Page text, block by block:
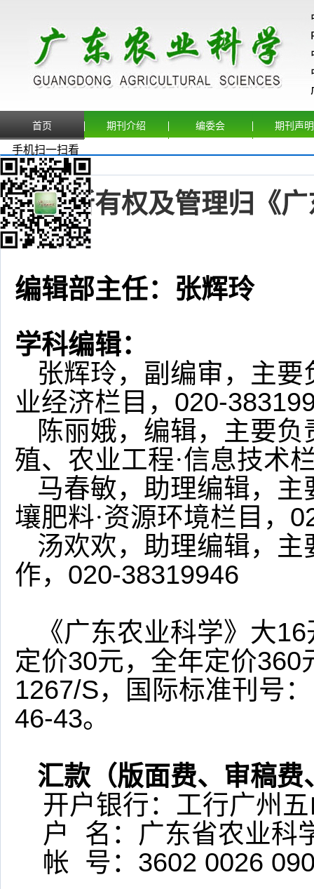
首页 期刊介绍 编委会 期刊声明
联系方式
本刊所有权及管理归《
编辑部主任： 张辉玲
学科编辑：
张辉玲，副编审，主
业经济栏目， 020-
陈丽娥，编辑，主要负
殖、农业工程·信息技术
马春敏，助理编辑， 主
壤肥料·资源环境栏目，
汤欢欢，助理编辑，
作， 020-38319946
《广东农业科学》大16
定价30元，全年定价360
1267/S，国际标准刊号：
46-43。
汇款（版面费、审稿
开户银行：工行广州
户
名：广东省农业科
帐
号： 3602 0026
手机扫一扫看